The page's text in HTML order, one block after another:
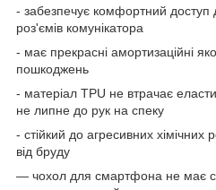
- забезпечує комфортний доступ
роз'ємів комунікатора
- має прекрасні амортизаційні
пошкоджень
- матеріал TPU не втрачає
не липне до рук на спеку
- стійкий до агресивних хімічних
від бруду
— чохол для смартфона не має